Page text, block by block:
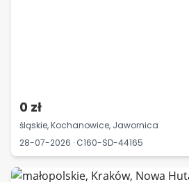
0 zł
śląskie, Kochanowice, Jawornica
28-07-2026 · C160-SD-44165